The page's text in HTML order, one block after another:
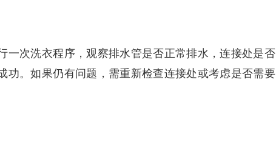
一次洗衣程序，观察排水管是否正常排水，连接处是否
功。如果仍有问题，需重新检查连接处或考虑是否需要